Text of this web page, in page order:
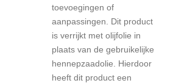
toevoegingen of
aanpassingen. Dit product
is verrijkt met olijfolie in
plaats van de gebruikelijke
hennepzaadolie. Hierdoor
heeft dit product een